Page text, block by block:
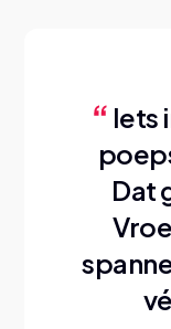
Iets
Dat